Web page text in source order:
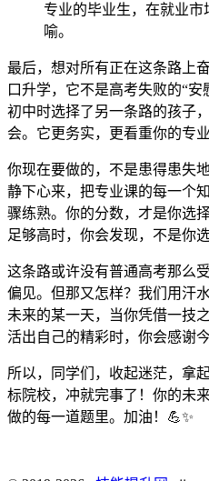
专业的毕业生，在就业
喻。
最后，想对所有正在这条路上
口升学，它不是高考失败的“
初中时选择了另一条路的孩子
会。它更务实，更看重你的专
你现在要做的，不是患得患失
静下心来，把专业课的每一个
骤练熟。你的分数，才是你选
足够高时，你会发现，不是你
这条路或许没有普通高考那么
偏见。但那又怎样？我们用汗
未来的某一天，当你凭借一技
活出自己的精彩时，你会感谢
所以，同学们，收起迷茫，拿
标院校，冲就完事了！你的未
做的每一道题里。加油！💪✨